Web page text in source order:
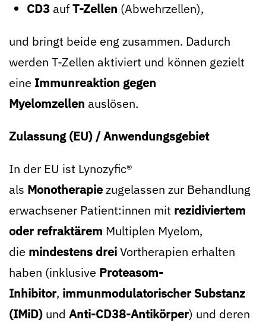
CD3 aufT-Zellen (Abwehrzellen),
und bringt beide eng zusammen. Dadurch
werden T-Zellen aktiviert und können gezielt
eine Immunreaktion gegen
Myelomzellen auslösen.
Zulassung (EU) / Anwendungsgebiet
In der EU ist Lynozyfic®
als Monotherapiezugelassen zur Behandlung
erwachsener Patient:innen mit rezidiviertem
oder refraktärem Multiplen Myelom,
die mindestens dreiVortherapien erhalten
haben (inklusive Proteasom-
Inhibitor, immunmodulatorischer Substanz
(IMiD) und Anti-CD38-Antikörper) und deren